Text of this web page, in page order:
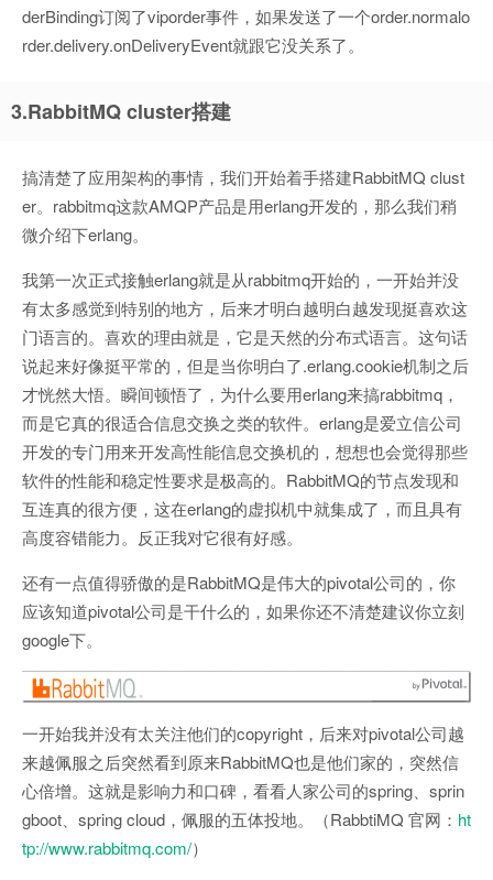
derBinding订阅了viporder事件，如果发送了一个order.normalo
rder.delivery.onDeliveryEvent就跟它没关系了。
3.RabbitMQ cluster搭建
搞清楚了应用架构的事情，我们开始着手搭建RabbitMQ clust
er。rabbitmq这款AMQP产品是用erlang开发的，那么我们稍
微介绍下erlang。
我第一次正式接触erlang就是从rabbitmq开始的，一开始并没
有太多感觉到特别的地方，后来才明白越明白越发现挺喜欢这
门语言的。喜欢的理由就是，它是天然的分布式语言。这句话
说起来好像挺平常的，但是当你明白了.erlang.cookie机制之后
才恍然大悟。瞬间顿悟了，为什么要用erlang来搞rabbitmq，
而是它真的很适合信息交换之类的软件。erlang是爱立信公司
开发的专门用来开发高性能信息交换机的，想想也会觉得那些
软件的性能和稳定性要求是极高的。RabbitMQ的节点发现和
互连真的很方便，这在erlang的虚拟机中就集成了，而且具有
高度容错能力。反正我对它很有好感。
还有一点值得骄傲的是RabbitMQ是伟大的pivotal公司的，你
应该知道pivotal公司是干什么的，如果你还不清楚建议你立刻
google下。
一开始我并没有太关注他们的copyright，后来对pivotal公司越
来越佩服之后突然看到原来RabbitMQ也是他们家的，突然信
心倍增。这就是影响力和口碑，看看人家公司的spring、sprin
gboot、spring cloud，佩服的五体投地。（RabbtiMQ 官网： ht
tp://www.rabbitmq.com/）